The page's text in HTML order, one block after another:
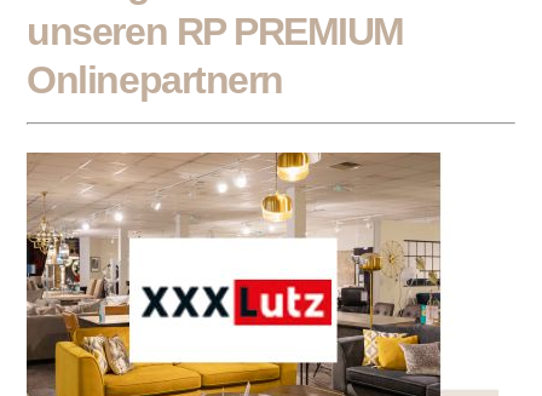
unseren RP PREMIUM
Onlinepartnern